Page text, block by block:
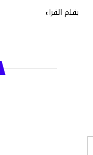
بقلم القراء